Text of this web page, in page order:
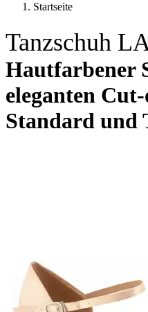
Startseite
Tanzschuh
Hautfarbener
eleganten
Standard und